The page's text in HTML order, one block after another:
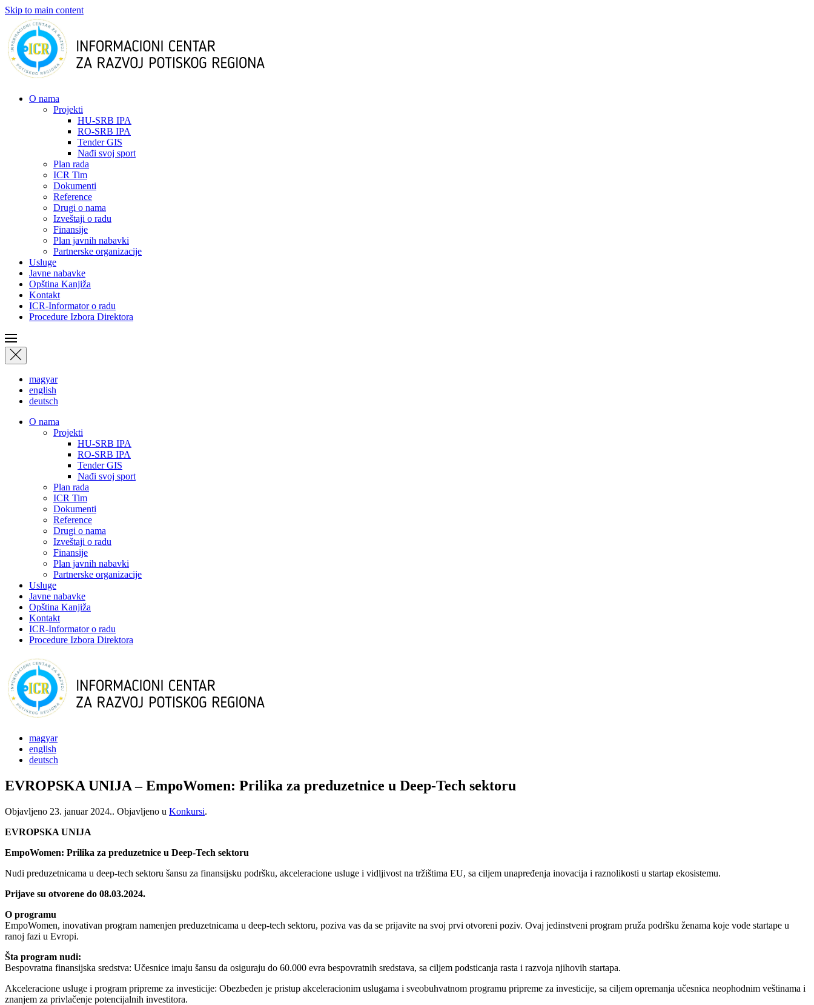
Skip to main content
О nama
Projekti
HU-SRB IPA
RO-SRB IPA
Tender GIS
Nađi svoj sport
Plan rada
ICR Tim
Dokumenti
Reference
Drugi o nama
Izveštaji o radu
Finansije
Plan javnih nabavki
Partnerske organizacije
Usluge
Javne nabavke
Opština Kanjiža
Kontakt
ICR-Informator o radu
Procedure Izbora Direktora
magyar
english
deutsch
О nama
Projekti
HU-SRB IPA
RO-SRB IPA
Tender GIS
Nađi svoj sport
Plan rada
ICR Tim
Dokumenti
Reference
Drugi o nama
Izveštaji o radu
Finansije
Plan javnih nabavki
Partnerske organizacije
Usluge
Javne nabavke
Opština Kanjiža
Kontakt
ICR-Informator o radu
Procedure Izbora Direktora
magyar
english
deutsch
EVROPSKA UNIJA – EmpoWomen: Prilika za preduzetnice u Deep-Tech sektoru
Objavljeno 23. januar 2024.. Objavljeno u Konkursi.
EVROPSKA UNIJA
EmpoWomen: Prilika za preduzetnice u Deep-Tech sektoru
Nudi preduzetnicama u deep-tech sektoru šansu za finansijsku podršku, akceleracione usluge i vidljivost na tržištima EU, sa ciljem unapređenja inovacija i raznolikosti u startap ekosistemu.
Prijave su otvorene do 08.03.2024.
O programu
EmpoWomen, inovativan program namenjen preduzetnicama u deep-tech sektoru, poziva vas da se prijavite na svoj prvi otvoreni poziv. Ovaj jedinstveni program pruža podršku ženama koje vode startape u
ranoj fazi u Evropi.
Šta program nudi:
Bespovratna finansijska sredstva: Učesnice imaju šansu da osiguraju do 60.000 evra bespovratnih sredstava, sa ciljem podsticanja rasta i razvoja njihovih startapa.
Akceleracione usluge i program pripreme za investicije: Obezbeđen je pristup akceleracionim uslugama i sveobuhvatnom programu pripreme za investicije, sa ciljem opremanja učesnica neophodnim veštinama i
znanjem za privlačenje potencijalnih investitora.